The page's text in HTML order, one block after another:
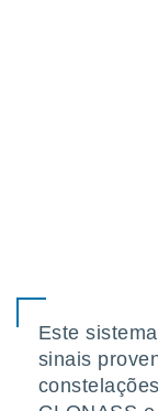
site
caso,
Este
sinais